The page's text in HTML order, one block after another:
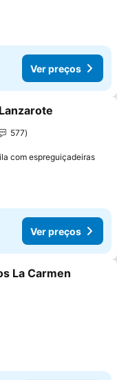
Ver preços
aos favoritos
577
com espreguiçadeiras
Ver preços
aos favoritos
La Carmen